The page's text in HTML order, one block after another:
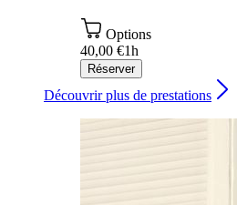
Options
40,00 €1h
Réserver
Découvrir plus de prestations